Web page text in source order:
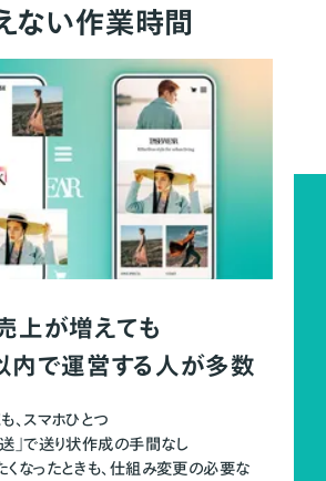
ない作業時間
上が増えても
内で運営する人が多数
、スマホひとつ
」で送り状作成の手間なし
なったときも、仕組み変更の必要な